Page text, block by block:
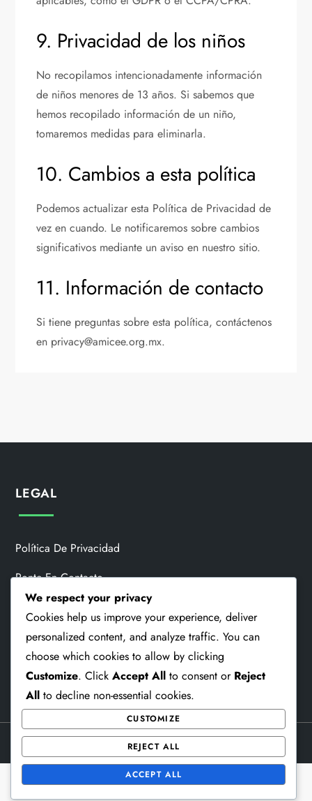
9. Privacidad de los niños
No recopilamos intencionadamente información
de niños menores de 13 años. Si sabemos que
hemos recopilado información de un niño,
tomaremos medidas para eliminarla.
10. Cambios a esta política
Podemos actualizar esta Política de Privacidad de
vez en cuando. Le notificaremos sobre cambios
significativos mediante un aviso en nuestro sitio.
11. Información de contacto
Si tiene preguntas sobre esta política, contáctenos
en privacy@amicee.org.mx.
LEGAL
Política De Privacidad
Ponte En Contacto
Quiénes Somos
Política De Cookies
Términos De Servicio
Theme Memorial Blog by
We respect your privacy
Cookies help us improve your experience, deliver
personalized content, and analyze traffic. You can
choose which cookies to allow by clicking
Customize. Click Accept All to consent or Reject
All to decline non-essential cookies.
CUSTOMIZE
REJECT ALL
ACCEPT ALL